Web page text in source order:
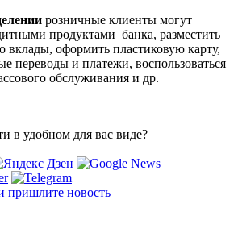
розничные клиенты могут
продуктами банка, разместить
вклады, оформить пластиковую карту,
переводы и платежи, воспользоваться
обслуживания и др.
в удобном для вас виде?